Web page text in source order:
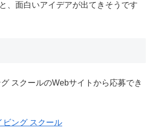
、面白いアイデアが出てきそうです
スクールのWebサイトから応募でき
ビング スクール